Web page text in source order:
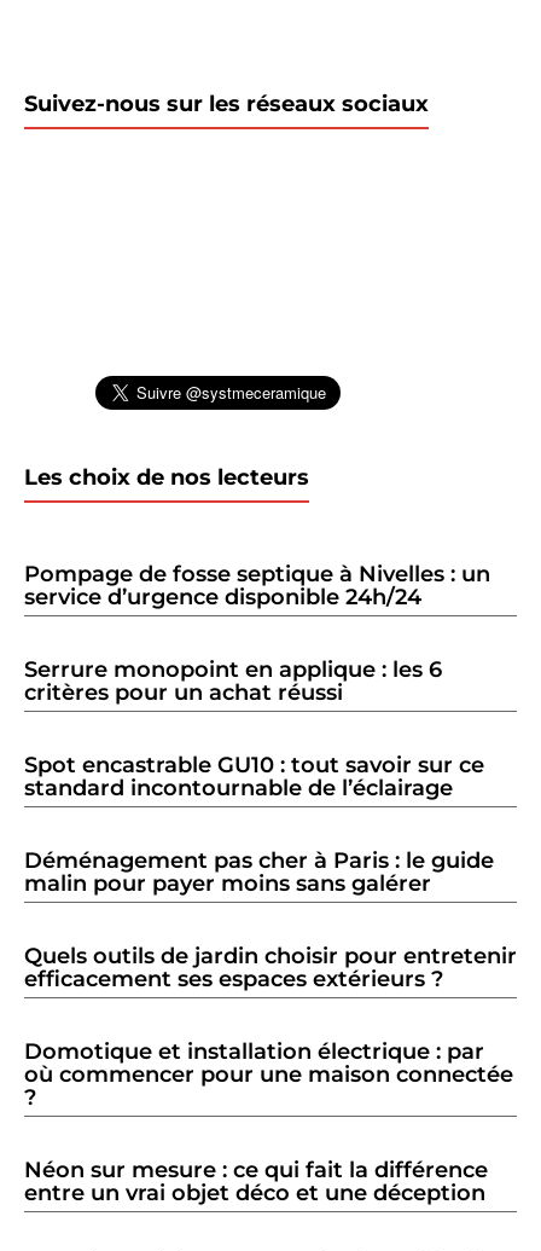
Suivez-nous sur les réseaux sociaux
Les choix de nos lecteurs
Pompage de fosse septique à Nivelles : un
service d’urgence disponible 24h/24
Serrure monopoint en applique : les 6
critères pour un achat réussi
Spot encastrable GU10 : tout savoir sur ce
standard incontournable de l’éclairage
Déménagement pas cher à Paris : le guide
malin pour payer moins sans galérer
Quels outils de jardin choisir pour entretenir
efficacement ses espaces extérieurs ?
Domotique et installation électrique : par
où commencer pour une maison connectée
?
Néon sur mesure : ce qui fait la différence
entre un vrai objet déco et une déception